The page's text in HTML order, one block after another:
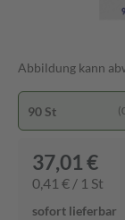
Abbildung kann
90 St
37,01 €
0,41 € / 1 St
sofort lieferbar